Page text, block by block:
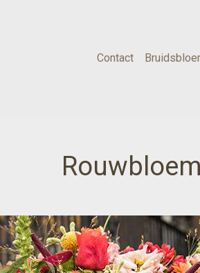
Contact